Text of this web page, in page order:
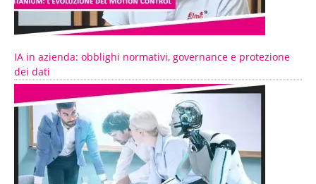
IA in azienda: obblighi normativi, governance e protezione
dei dati